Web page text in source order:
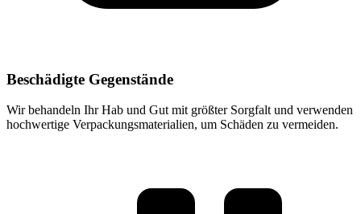
Beschädigte Gegenstände
Wir behandeln Ihr Hab und Gut mit größter Sorgfalt und verwenden
hochwertige Verpackungsmaterialien, um Schäden zu vermeiden.